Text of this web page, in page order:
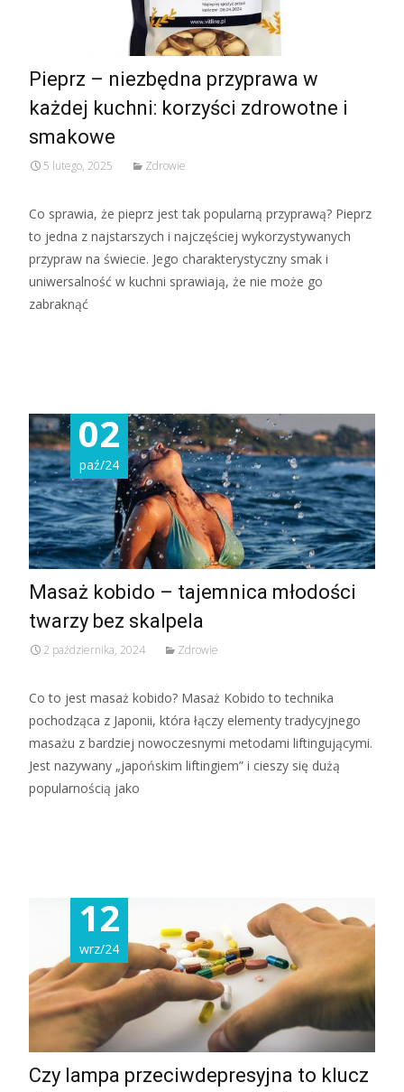
Pieprz – niezbędna przyprawa w
każdej kuchni: korzyści zdrowotne i
smakowe
5 lutego, 2025 Zdrowie
Co sprawia, że pieprz jest tak popularną przyprawą? Pieprz
to jedna z najstarszych i najczęściej wykorzystywanych
przypraw na świecie. Jego charakterystyczny smak i
uniwersalność w kuchni sprawiają, że nie może go
zabraknąć
02
paź/24
Masaż kobido – tajemnica młodości
twarzy bez skalpela
2 października, 2024 Zdrowie
Co to jest masaż kobido? Masaż Kobido to technika
pochodząca z Japonii, która łączy elementy tradycyjnego
masażu z bardziej nowoczesnymi metodami liftingującymi.
Jest nazywany „japońskim liftingiem” i cieszy się dużą
popularnością jako
12
wrz/24
Czy lampa przeciwdepresyjna to klucz